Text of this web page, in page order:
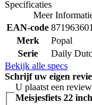
Specificaties
Meer
EAN-code
Merk
Popal
Serie
Daily
Bekijk alle specs
Schrijf uw eigen
U plaatst een
Meisjesfiets 22